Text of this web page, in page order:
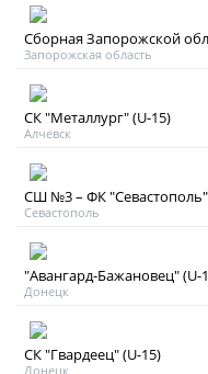
Турнир
2011-2012
Команды
Запорожская область
СК "Металлург" (U-15)
Алчевск
СШ №3 – ФК "Севастополь"
Севастополь
"Авангард-Бажановец" (U-
Донецк
СК "Гвардеец" (U-15)
Донецк